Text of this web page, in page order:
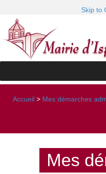
Skip to
Accueil > Mes démarches
Mes